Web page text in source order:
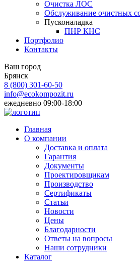
Очистка ЛОС
Обслуживание очистных
Пусконаладка
ПНР КНС
Портфолио
Контакты
Ваш город
Брянск
8 (800) 301-60-50
info@ecokompozit.ru
ежедневно 09:00-18:00
Главная
О компании
Доставка и оплата
Гарантия
Документы
Проектировщикам
Производство
Сертификаты
Статьи
Новости
Цены
Благодарности
Ответы на вопросы
Наши сотрудники
Каталог